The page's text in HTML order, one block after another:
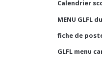
Calendrier
MENU GLFL
fiche de
GLFL menu